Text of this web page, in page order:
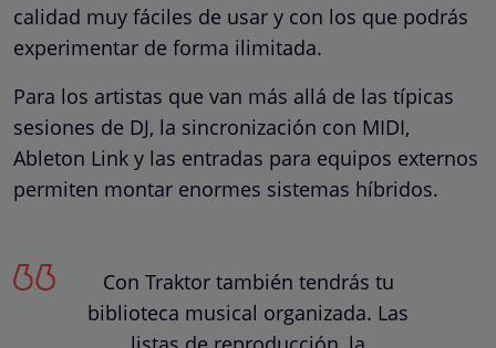
calidad muy fáciles de usar y con los que podrás
experimentar de forma ilimitada.
Para los artistas que van más allá de las típicas
sesiones de DJ, la sincronización con MIDI,
Ableton Link y las entradas para equipos externos
permiten montar enormes sistemas híbridos.
Con Traktor también tendrás tu
biblioteca musical organizada. Las